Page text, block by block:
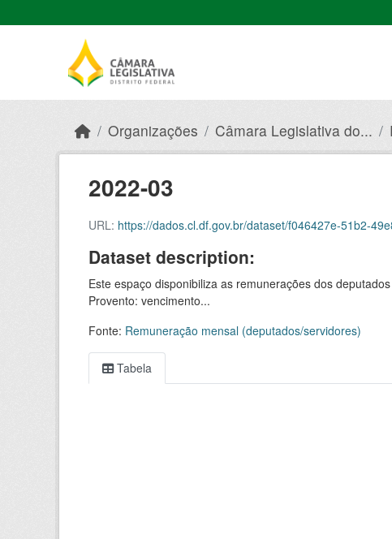
Organizações Câmara Legislativa do...
2022-03
URL: https://dados.cl.df.gov.br/dataset/f046427e-51b2-49e8-
Dataset description:
Este espaço disponibiliza as remunerações dos
Provento: vencimento...
Fonte: Remuneração mensal (deputados/servidores)
Tabela